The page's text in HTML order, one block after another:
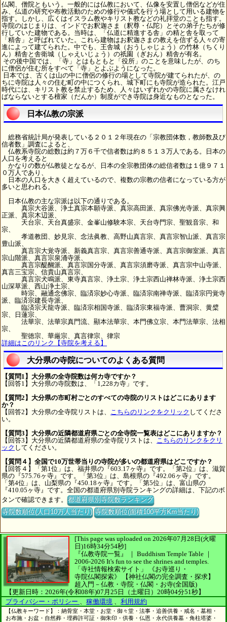
仏閣、僧院ともいう。一般的には仏教において、仏像を安置し僧侶などが住
み、仏道の研究や布教活動のための修行や儀式を行う場として用いる建物を
指す。しかし、広くはイスラム教やキリスト教などの礼拝堂のことも指す。
寺院のはじまりは、インドでお釈迦さま（釈尊・仏陀）とその弟子たちが修
行していた建物である。当時は、「仏道に精進する舎」の精と舎を取って
「精舎」と呼ばれていた。これら建物はお釈迦さまの教えを信ずる人々の寄
進によって建てられた。中でも、王舎城（おうしゃじょう）の竹林（ちくり
ん）精舎と舎衛城（しゃえいじょう）の祇園（ぎおん）精舎が有名。
その後中国では、「寺」とはもともと「役所」のことを意味したが、のち
に僧侶が住む所をすべて「寺」とよぶようになった。
日本では、古くは山の中に僧侶の修行の場として寺院が建てられたが、の
ちに寺院は人々の住む町の中につくられ、城下町にも寺院が造られた。江戸
時代には、キリスト教を禁止するため、人々はいずれかの寺院に属さなけれ
ばならないとする檀家（だんか）制度ができ寺院は身近なものとなった。
日本仏教の宗派
総務省統計局が発表している２０１２年現在の「宗教団体数，教師数及び
信者数」調査によると、
仏教系寺院の総数は約７万６千で信者数は約８５１３万人である。日本の
人口を考えると
かなりの数が仏教徒となるが、日本の全宗教団体の総信者数は１億９７１
０万人であり、
日本の人口を大きく超えているので、複数の宗教の信者になっている方が
多いと思われる。
日本仏教の主な宗派は以下の通りである。
真宗大谷派、浄土真宗本願寺派、真宗高田派、真宗佛光寺派、真宗興
正派、真宗木辺派、
天台宗、天台真盛宗、金峯山修験本宗、天台寺門宗、聖観音宗、和
宗、
孝道教団、妙見宗、念法眞教、高野山真言宗、真言宗智山派、真言宗
豊山派、
真言宗大覚寺派、新義真言宗、真言宗善通寺派、真言宗御室派、真言
宗山階派、真言宗泉涌寺派、
真言宗醍醐派、真言宗国分寺派、真言宗須磨寺派、真言宗中山寺派、
真言三宝宗、信貴山真言宗、
真言宗犬鳴派、東寺真言宗、浄土宗、浄土宗西山禅林寺派、浄土宗西
山深草派、西山浄土宗、
時宗、融通念佛宗、臨済宗妙心寺派、臨済宗南禅寺派、臨済宗円覚寺
派、臨済宗建長寺派、
臨済宗天龍寺派、臨済宗相国寺派、臨済宗東福寺派、曹洞宗、黄檗
宗、日蓮宗、
法華宗、法華宗真門流、顯本法華宗、本門佛立宗、本門法華宗、法相
宗、
聖徳宗、華厳宗、真言律宗、律宗
詳細はこのリンク【寺院を考える】
大分県の寺院についてのよくある質問
【質問1】大分県の全寺院数は何カ寺ですか？
【回答1】大分県の寺院数は、「1,228カ寺」です。
【質問2】大分県の市町村ごとのすべての寺院のリストはどこにあります
か？
【回答2】大分県の全寺院リストは、 こちらのリンクをクリック してくださ
い。
【質問3】大分県の近隣都道府県ごとの全寺院一覧表はどこにありますか？
【回答3】大分県の近隣都道府県の全寺院リストは、 こちらのリンクをクリ
ック してください。
【質問４】全国で10万世帯当りの寺院が多いの都道府県はどこですか？
【回答４】「第1位」は、福井県の『603.17ヶ寺』です。「第2位」は、滋賀
県の『575.76ヶ寺』です。「第3位」は、島根県の『492.06ヶ寺』です。
「第4位」は、山梨県の『450.18ヶ寺』です。「第5位」は、富山県の
『410.05ヶ寺』です。全国の都道府県別寺院ランキングの詳細は、下記のボ
タンで確認できます。都道府県別寺院数ランキング
寺院数順位(人口10万人当たり) 寺院数順位(面積100平方Km当たり)
[This page was uploaded on 2026年07月28日(火曜
日)16時34分54秒]
『仏教寺院一覧』 ｜ Buddhism Temple Table ｜
2006-2026 It's fun to see the shrines and temples.
「寺社情報検索サイト」
《お寺巡り・
寺院仏閣探索》
【神社仏閣の完全調査・探求】
超入門－仏教・寺院・仏閣・お寺(全国版)
【更新日時：2026年(令和08年)07月25日（土曜日）20時04分51秒】
プライバシー・ポリシー 、 稼働環境 、 利用規約
【仏教キーワード】：納骨室・本堂・お堂・御々堂・法事・追善供養・戒名・墓相・
お布施・お盆・自然葬・埋葬許可証・御朱印・供養・仏恩・永代供養墓・角柱塔婆・